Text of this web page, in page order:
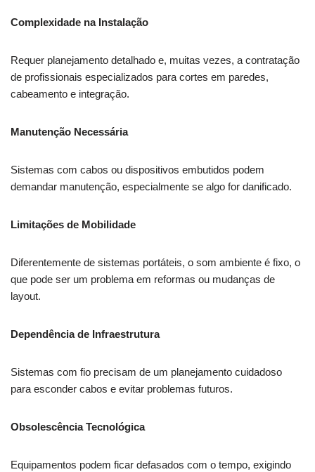
Complexidade na Instalação
Requer planejamento detalhado e, muitas vezes, a contratação
de profissionais especializados para cortes em paredes,
cabeamento e integração.
Manutenção Necessária
Sistemas com cabos ou dispositivos embutidos podem
demandar manutenção, especialmente se algo for danificado.
Limitações de Mobilidade
Diferentemente de sistemas portáteis, o som ambiente é fixo, o
que pode ser um problema em reformas ou mudanças de
layout.
Dependência de Infraestrutura
Sistemas com fio precisam de um planejamento cuidadoso
para esconder cabos e evitar problemas futuros.
Obsolescência Tecnológica
Equipamentos podem ficar defasados com o tempo, exigindo